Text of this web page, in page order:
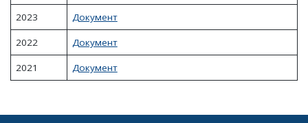
2023 Документ
2022 Документ
2021 Документ